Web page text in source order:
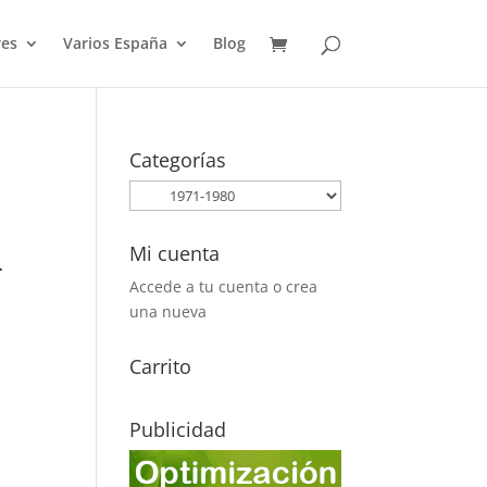
Varios España Blog
Categorías
Mi cuenta
Accede a tu cuenta o crea
una nueva
Carrito
Publicidad